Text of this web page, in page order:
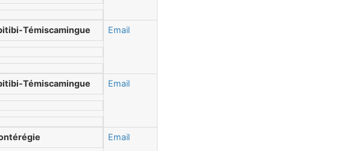
Témiscamingue Email
Témiscamingue Email
Email